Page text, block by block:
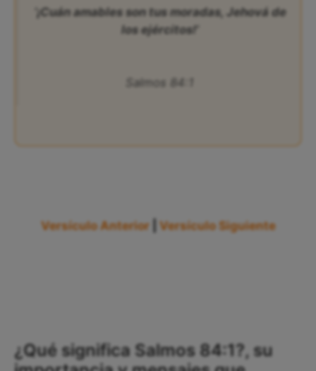
‘¡Cuán amables son tus moradas, Jehová de
los ejércitos!’
Salmos 84:1
Versículo Anterior Versículo Siguiente
¿Qué significa Salmos 84:1?, su